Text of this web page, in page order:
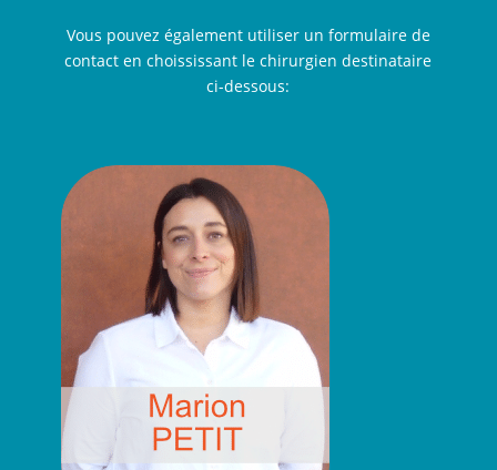
Vous pouvez également utiliser un formulaire de
contact en choississant le chirurgien destinataire
ci-dessous: